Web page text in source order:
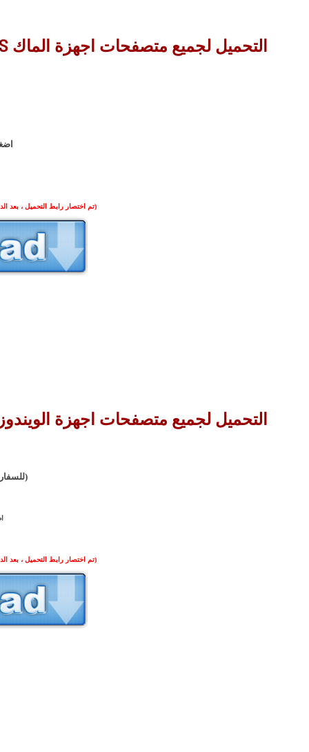
التحميل لجميع متصفحات اجهزة الماك OS:
(تم اختصار رابط التحميل ، بعد الدخول
التحميل لجميع متصفحات اجهزة
(تم اختصار رابط التحميل ، بعد الدخول